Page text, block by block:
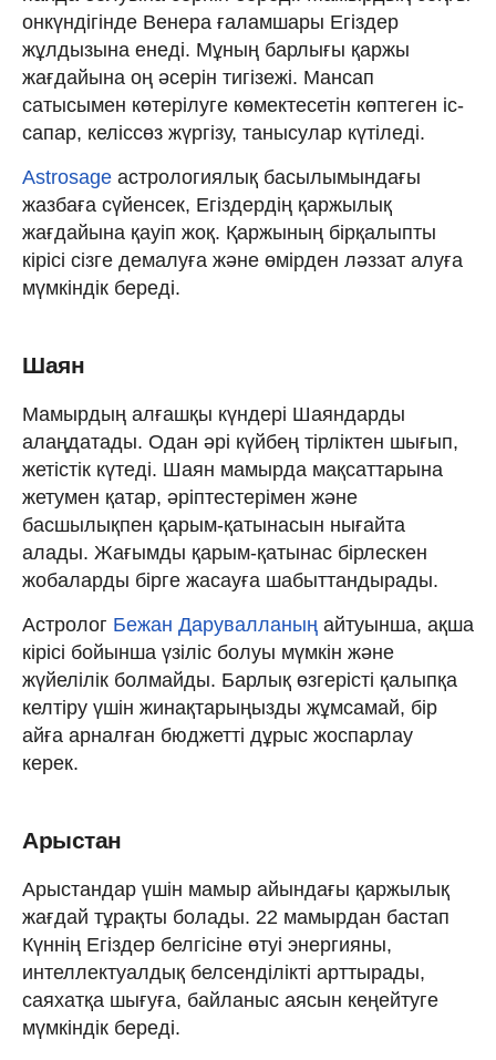
онкүндігінде Венера ғаламшары Егіздер
жұлдызына енеді. Мұның барлығы қаржы
жағдайына оң әсерін тигізежі. Мансап
сатысымен көтерілуге ​​көмектесетін көптеген іс-
сапар, келіссөз жүргізу, танысулар күтіледі.
Astrosage астрологиялық басылымындағы
жазбаға сүйенсек, Егіздердің қаржылық
жағдайына қауіп жоқ. Қаржының бірқалыпты
кірісі сізге демалуға және өмірден ләззат алуға
мүмкіндік береді.
Шаян
Мамырдың алғашқы күндері Шаяндарды
алаңдатады. Одан әрі күйбең тірліктен шығып,
жетістік күтеді. Шаян мамырда мақсаттарына
жетумен қатар, әріптестерімен және
басшылықпен қарым-қатынасын нығайта
алады. Жағымды қарым-қатынас бірлескен
жобаларды бірге жасауға шабыттандырады.
Астролог Бежан Дарувалланың айтуынша, ақша
кірісі бойынша үзіліс болуы мүмкін және
жүйелілік болмайды. Барлық өзгерісті қалыпқа
келтіру үшін жинақтарыңызды жұмсамай, бір
айға арналған бюджетті дұрыс жоспарлау
керек.
Арыстан
Арыстандар үшін мамыр айындағы қаржылық
жағдай тұрақты болады. 22 мамырдан бастап
Күннің Егіздер белгісіне өтуі энергияны,
интеллектуалдық белсенділікті арттырады,
саяхатқа шығуға, байланыс аясын кеңейтуге
мүмкіндік береді.